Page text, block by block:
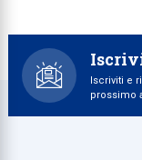
Iscriviti e
prossimo